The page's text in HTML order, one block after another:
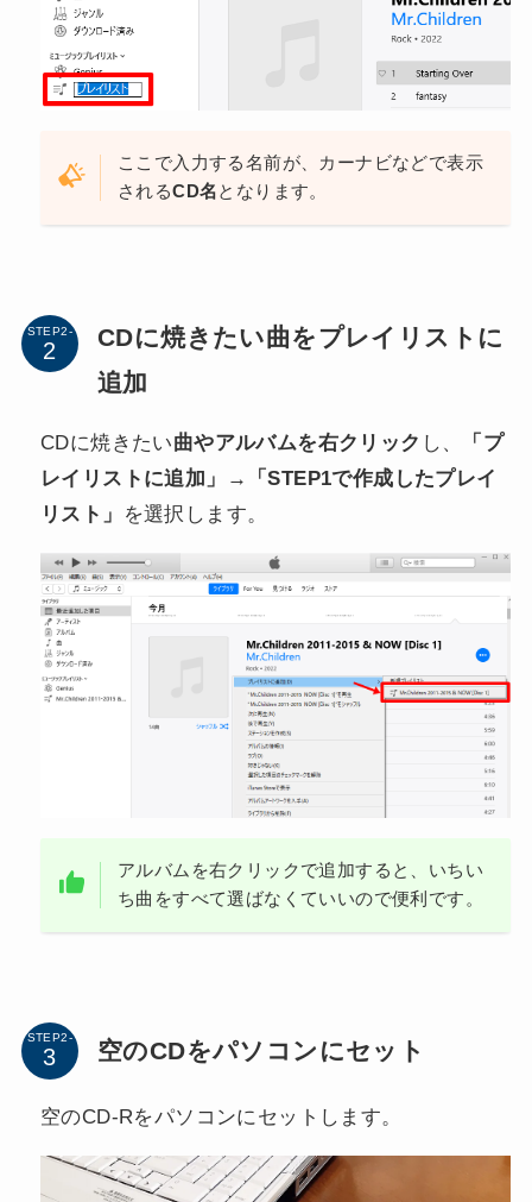
ここで入力する名前が、カーナビなどで表示
されるCD名となります。
STEP2-
CDに焼きたい曲をプレイリストに
追加
CDに焼きたい曲やアルバムを右クリック し、
「プ
レイリストに追加」→「STEP1で作成したプレイ
リスト」
を選択します。
アルバムを右クリックで追加すると、いちい
ち曲をすべて選ばなくていいので便利です。
STEP2- 空のCDをパソコンにセット
空のCD-Rをパソコンにセットします。